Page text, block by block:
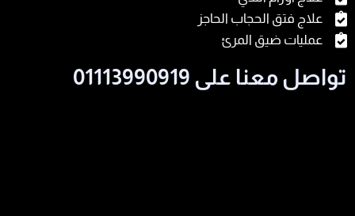
علاج فتق الحجاب الحاجز
عمليات ضيق المرئ
تواصل معنا على 01113990919